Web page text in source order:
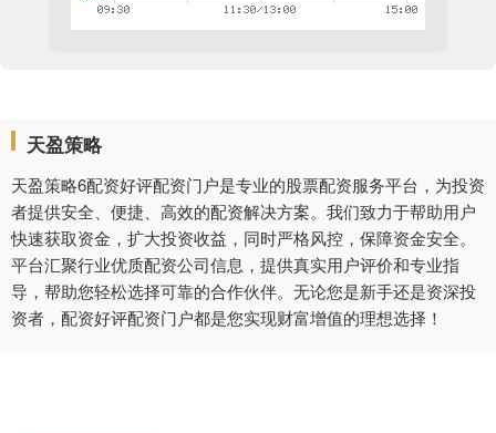
天盈策略
天盈策略6配资好评配资门户是专业的股票配资服务平台，为投资
者提供安全、便捷、高效的配资解决方案。我们致力于帮助用户
快速获取资金，扩大投资收益，同时严格风控，保障资金安全。
平台汇聚行业优质配资公司信息，提供真实用户评价和专业指
导，帮助您轻松选择可靠的合作伙伴。无论您是新手还是资深投
资者，配资好评配资门户都是您实现财富增值的理想选择！